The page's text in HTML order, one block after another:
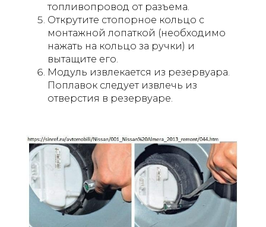
топливопровод от разъема.
Открутите стопорное кольцо с
монтажной лопаткой (необходимо
нажать на кольцо за ручки) и
вытащите его.
Модуль извлекается из резервуара.
Поплавок следует извлечь из
отверстия в резервуаре.